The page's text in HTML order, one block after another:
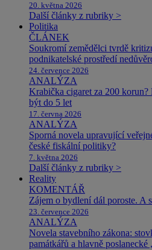
20. května 2026
Další články z rubriky >
Politika
ČLÁNEK
Soukromí zemědělci tvrdě
podnikatelské prostředí
24. července 2026
ANALÝZA
Krabička cigaret za 200
být do 5 let
17. června 2026
ANALÝZA
Sporná novela upravující
české fiskální politiky?
7. května 2026
Další články z rubriky >
Reality
KOMENTÁŘ
Zájem o bydlení dál poroste. A
23. července 2026
ANALÝZA
Novela stavebního zákona:
památkářů a hlavně